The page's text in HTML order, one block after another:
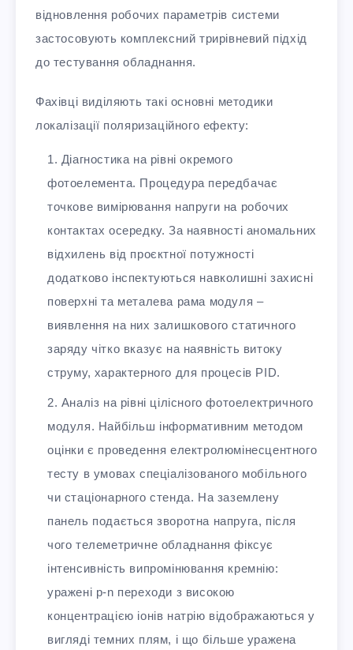
відновлення робочих параметрів системи
застосовують комплексний трирівневий підхід
до тестування обладнання.
Фахівці виділяють такі основні методики
локалізації поляризаційного ефекту:
Діагностика на рівні окремого
фотоелемента. Процедура передбачає
точкове вимірювання напруги на робочих
контактах осередку. За наявності аномальних
відхилень від проєктної потужності
додатково інспектуються навколишні захисні
поверхні та металева рама модуля –
виявлення на них залишкового статичного
заряду чітко вказує на наявність витоку
струму, характерного для процесів PID.
Аналіз на рівні цілісного фотоелектричного
модуля. Найбільш інформативним методом
оцінки є проведення електролюмінесцентного
тесту в умовах спеціалізованого мобільного
чи стаціонарного стенда. На заземлену
панель подається зворотна напруга, після
чого телеметричне обладнання фіксує
інтенсивність випромінювання кремнію:
уражені p-n переходи з високою
концентрацією іонів натрію відображаються у
вигляді темних плям, і що більше уражена